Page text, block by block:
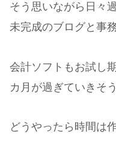
そう思いながら日々
未完成のブログと事
会計ソフトもお試し
カ月が過ぎていきそ
どうやったら時間は